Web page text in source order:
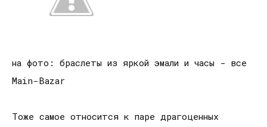
на фото: браслеты из яркой эмали и часы - все
Main-Bazar
Тоже самое относится к паре драгоценных